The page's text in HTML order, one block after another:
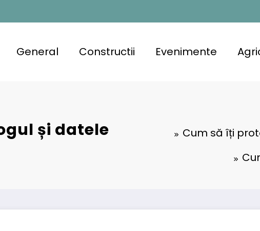
General Constructii Evenimente
și datele
Cum să îți